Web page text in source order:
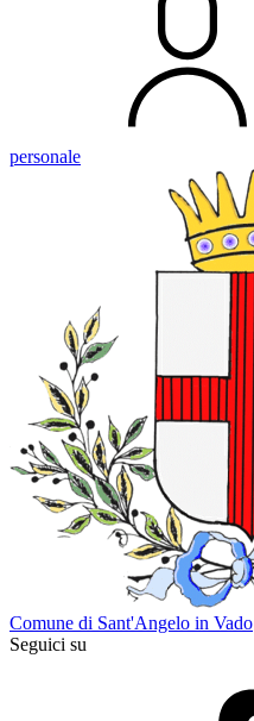
personale
Comune di Sant'Angelo in Vado
Seguici su